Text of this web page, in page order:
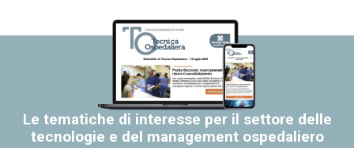
Le tematiche di interesse per il settore delle
tecnologie e del management ospedaliero